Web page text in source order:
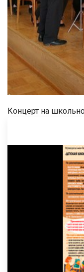
Концерт на